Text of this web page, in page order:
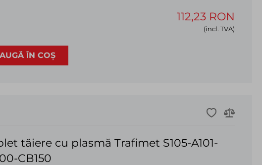
112,23 RON
(incl. TVA)
ÎN COȘ
tăiere cu plasmă Trafimet S105-A101-
CB150